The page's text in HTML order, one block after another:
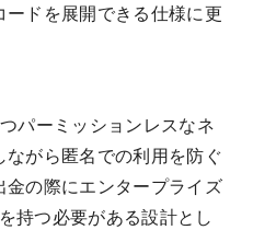
ドを展開できる仕様に更
パーミッションレスなネ
がら匿名での利用を防ぐ
の際にエンタープライズ
持つ必要がある設計とし